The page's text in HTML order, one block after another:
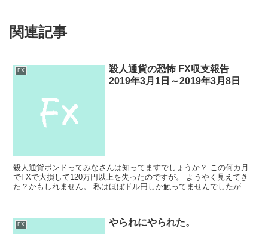
関連記事
FX
殺人通貨の恐怖 FX収支報告
2019年3月1日～2019年3月8日
殺人通貨ポンドってみなさんは知ってますでしょうか？ この何カ月
でFXで大損して120万円以上を失ったのですが。 ようやく見えてき
た？かもしれません。 私はほぼドル円しか触ってませんでしたが、
FX やられにやられた。